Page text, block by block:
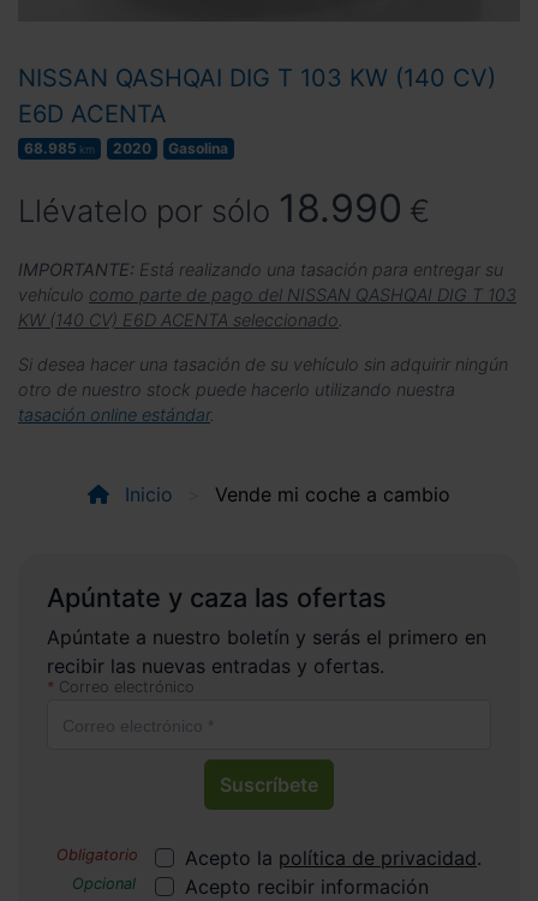
NISSAN QASHQAI DIG T 103 KW (140 CV)
E6D ACENTA
68.985 km 2020 Gasolina
Llévatelo por sólo 18.990 €
IMPORTANTE: Está realizando una tasación para entregar su
vehículo como parte de pago del NISSAN QASHQAI DIG T 103
KW (140 CV) E6D ACENTA seleccionado
Si desea hacer una tasación de su vehículo sin adquirir ningún
otro de nuestro stock puede hacerlo utilizando nuestra
tasación online estándar.
Inicio Vende mi coche a cambio
Apúntate y caza las ofertas
Apúntate a nuestro boletín y serás el primero en
recibir las nuevas entradas y ofertas.
Correo electrónico
Suscríbete
Acepto la política de privacidad.
Acepto recibir información